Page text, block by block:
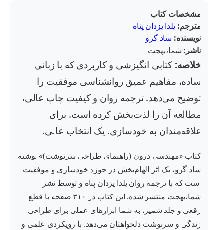
مشخصات کتاب
مترجم: یلدا یزدان پناه
نویسنده: ساد گرو
ناشر: شما،بهجت
خلاصه: کتابی انگیزشی و کاربردی که با زبانی
ساده، مفاهیم عمیق روانشناسی موفقیت را
توضیح می‌دهد. ترجمه روان و کیفیت چاپ عالی،
مطالعه آن را لذت‌بخش کرده است. برای
علاقه‌مندان به خودسازی، یک انتخاب عالی.
کتاب «مهندسی درون (راهنمای طراحی سرنوشت)» نوشته
ساد گرو، یک اثر الهام‌بخش در حوزه خودسازی و موفقیت
است که با ترجمه روان یلدا یزدان پناه و توسط نشر
شما،بهجت منتشر شده. این کتاب در ۳۱۰ صفحه با قطع
رقعی و جلد شمیز، به شما ابزارهای عملی برای طراحی
زندگی و سرنوشت دلخواهتان می‌دهد. با رویکردی علمی و